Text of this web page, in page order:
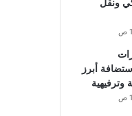
ونقل
أبرز
وترفيهية